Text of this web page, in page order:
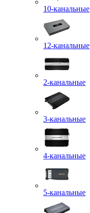
10-канальные
12-канальные
2-канальные
3-канальные
4-канальные
5-канальные